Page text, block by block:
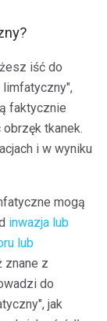
iść do
faktycznie
tkanek.
i w wyniku
mogą
inwazja lub
lub
znane z
do
jak